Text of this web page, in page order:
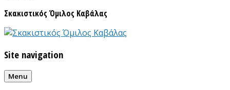
Σκακιστικός Όμιλος Καβάλας
Site navigation
Menu